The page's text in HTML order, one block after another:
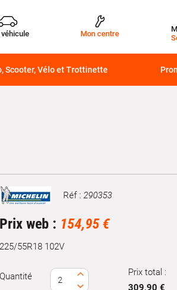
véhicule Mon centre
Scooter, Vélo et Trottinette
Marque Réf : 290353
Prix web : 154,95 €
225/55R18 102V
Quantité
Prix total :
309,90 €